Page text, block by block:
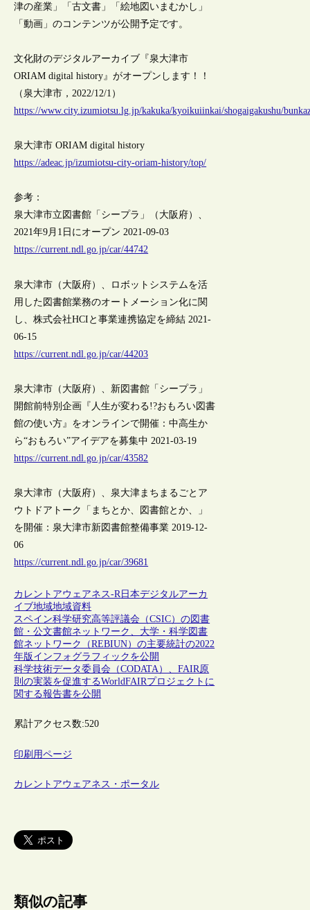
津の産業」「古文書」「絵地図いまむかし」
「動画」のコンテンツが公開予定です。
文化財のデジタルアーカイブ『泉大津市
ORIAM digital history』がオープンします！！
（泉大津市，2022/12/1）
https://www.city.izumiotsu.lg.jp/kakuka/kyoikuiinkai/shogaigakushu/
泉大津市 ORIAM digital history
https://adeac.jp/izumiotsu-city-oriam-history/top/
参考：
泉大津市立図書館「シープラ」（大阪府）、
2021年9月1日にオープン 2021-09-03
https://current.ndl.go.jp/car/44742
泉大津市（大阪府）、ロボットシステムを活
用した図書館業務のオートメーション化に関
し、株式会社HCIと事業連携協定を締結 2021-
06-15
https://current.ndl.go.jp/car/44203
泉大津市（大阪府）、新図書館「シープラ」
開館前特別企画『人生が変わる!?おもろい図書
館の使い方』をオンラインで開催：中高生か
ら“おもろい”アイデアを募集中 2021-03-19
https://current.ndl.go.jp/car/43582
泉大津市（大阪府）、泉大津まちまるごとア
ウトドアトーク「まちとか、図書館とか、」
を開催：泉大津市新図書館整備事業 2019-12-
06
https://current.ndl.go.jp/car/39681
カレントアウェアネス-R日本デジタルアーカ
イブ地域地域資料
スペイン科学研究高等評議会（CSIC）の図書
館・公文書館ネットワーク、大学・科学図書
館ネットワーク（REBIUN）の主要統計の2022
年版インフォグラフィックを公開
科学技術データ委員会（CODATA）、FAIR原
則の実装を促進するWorldFAIRプロジェクトに
関する報告書を公開
累計アクセス数:520
印刷用ページ
カレントアウェアネス・ポータル
類似の記事